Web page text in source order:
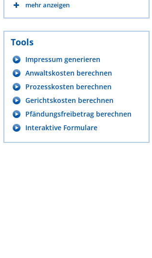
mehr anzeigen
Tools
Impressum generieren
Anwaltskosten berechnen
Prozesskosten berechnen
Gerichtskosten berechnen
Pfändungsfreibetrag berechnen
Interaktive Formulare